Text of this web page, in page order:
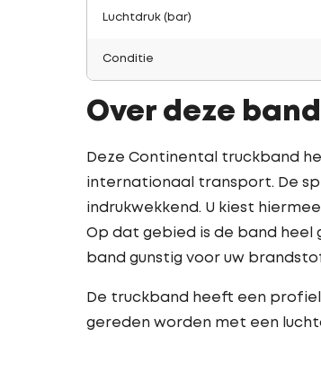
Luchtdruk (bar)
Conditie
Over deze band
Deze Continental truckband
internationaal transport. De
indrukwekkend. U kiest
Op dat gebied is de band heel
band gunstig voor uw
De truckband heeft een
gereden worden met een